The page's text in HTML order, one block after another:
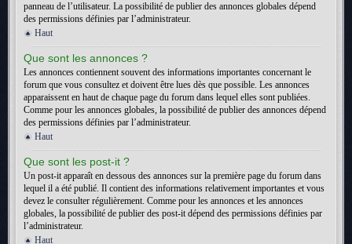
panneau de l’utilisateur. La possibilité de publier des annonces globales dépend
des permissions définies par l’administrateur.
Haut
Que sont les annonces ?
Les annonces contiennent souvent des informations importantes concernant le
forum que vous consultez et doivent être lues dès que possible. Les annonces
apparaissent en haut de chaque page du forum dans lequel elles sont publiées.
Comme pour les annonces globales, la possibilité de publier des annonces dépend
des permissions définies par l’administrateur.
Haut
Que sont les post-it ?
Un post-it apparaît en dessous des annonces sur la première page du forum dans
lequel il a été publié. Il contient des informations relativement importantes et vous
devez le consulter régulièrement. Comme pour les annonces et les annonces
globales, la possibilité de publier des post-it dépend des permissions définies par
l’administrateur.
Haut